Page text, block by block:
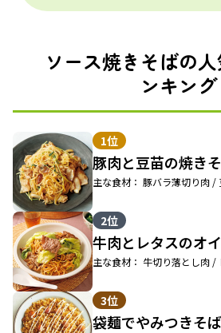
ソース焼きそばの
ンキング
1位
豚肉と豆苗の焼き
主な食材： 豚バラ薄切り肉 /
2位
牛肉とレタスのオ
主な食材： 牛切り落とし肉 /
3位
袋麺でやみつきそ